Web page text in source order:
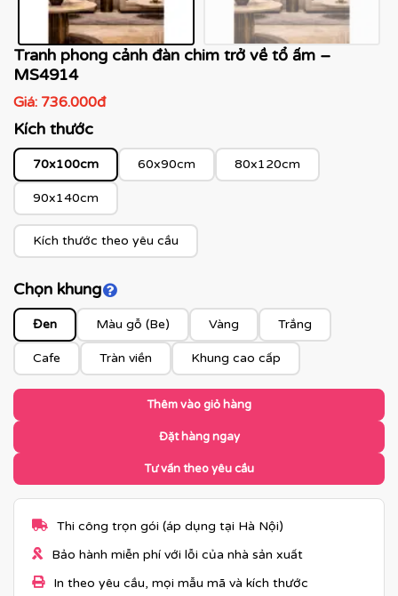
Tranh phong cảnh đàn chim trở về tổ ấm –
MS4914
Giá: 736.000đ
Kích thước
70x100cm 60x90cm 80x120cm
90x140cm
Kích thước theo yêu cầu
Chọn khungClick để xem màu khung
Đen Màu gỗ (Be) Vàng Trắng
Cafe Tràn viền Khung cao cấp
Thêm vào giỏ hàng
Đặt hàng ngay
Tư vấn theo yêu cầu
Thi công trọn gói (áp dụng tại Hà Nội)
Bảo hành miễn phí với lỗi của nhà sản xuất
In theo yêu cầu, mọi mẫu mã và kích thước